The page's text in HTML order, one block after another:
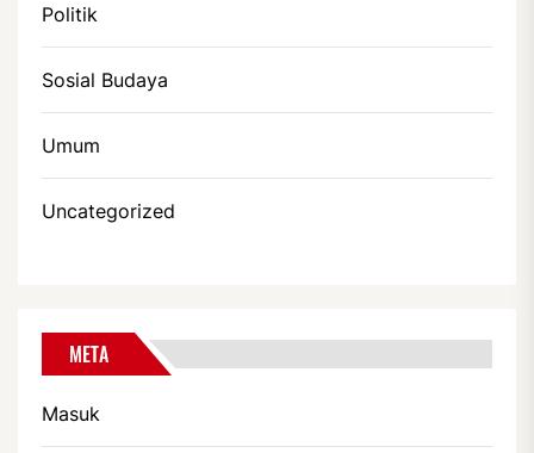
Politik
Sosial Budaya
Umum
Uncategorized
META
Masuk